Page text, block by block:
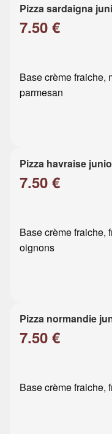
Pizza sardaigna
7.50 €
Base crème fraiche,
parmesan
Pizza havraise
7.50 €
Base crème fraiche,
oignons
Pizza normandie
7.50 €
Base crème fraiche,